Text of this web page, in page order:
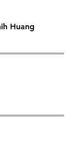
Huang